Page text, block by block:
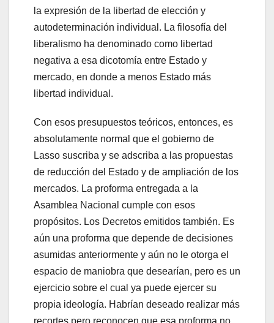
la expresión de la libertad de elección y
autodeterminación individual. La filosofía del
liberalismo ha denominado como libertad
negativa a esa dicotomía entre Estado y
mercado, en donde a menos Estado más
libertad individual.
Con esos presupuestos teóricos, entonces, es
absolutamente normal que el gobierno de
Lasso suscriba y se adscriba a las propuestas
de reducción del Estado y de ampliación de los
mercados. La proforma entregada a la
Asamblea Nacional cumple con esos
propósitos. Los Decretos emitidos también. Es
aún una proforma que depende de decisiones
asumidas anteriormente y aún no le otorga el
espacio de maniobra que desearían, pero es un
ejercicio sobre el cual ya puede ejercer su
propia ideología. Habrían deseado realizar más
recortes pero reconocen que esa proforma no